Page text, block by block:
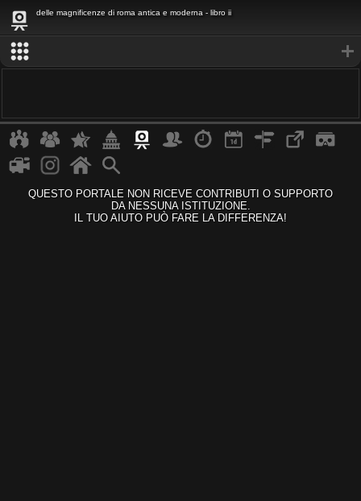
delle magnificenze di roma antica e moderna - libro ii
QUESTO PORTALE NON RICEVE CONTRIBUTI O SUPPORTO
DA NESSUNA ISTITUZIONE.
IL TUO AIUTO PUÒ FARE LA DIFFERENZA!